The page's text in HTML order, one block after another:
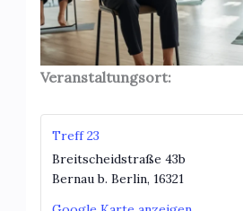
Veranstaltungsort:
Treff 23
Breitscheidstraße 43b
Bernau b. Berlin, 16321